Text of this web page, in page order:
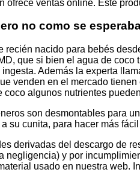
ofrece ventas online. Este
no como se
recién nacido para bebés
que si bien el agua de
Además la experta
venden en el mercado
algunos nutrientes
son desmontables para
su cunita, para hacer más
derivadas del descargo de
negligencia) y por
usado en nuestra web.